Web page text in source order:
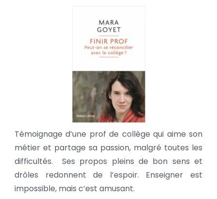
Témoignage d’une prof de collège qui aime son
métier et partage sa passion, malgré toutes les
difficultés. Ses propos pleins de bon sens et
drôles redonnent de l’espoir. Enseigner est
impossible, mais c’est amusant.